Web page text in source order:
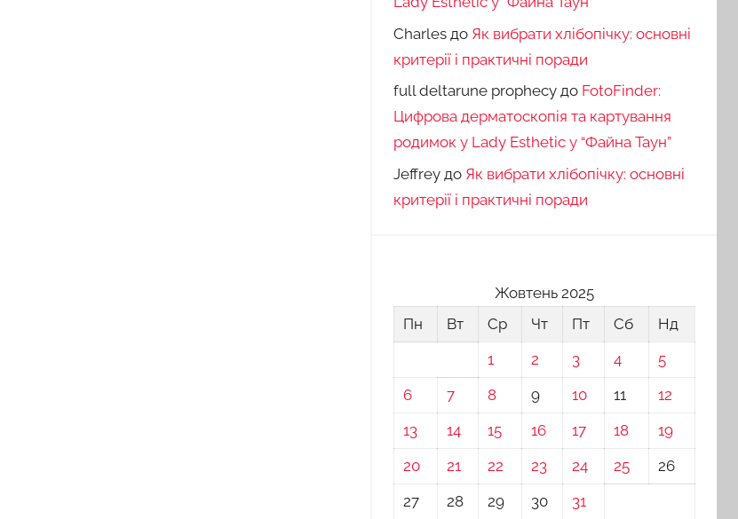
Charlesдо Як вибрати хлібопічку: основні
критерії і практичні поради
full deltarune prophecyдо FotoFinder:
Цифрова дерматоскопія та картування
родимок у Lady Esthetic у “Файна Таун”
Jeffreyдо Як вибрати хлібопічку: основні
критерії і практичні поради
Жовтень 2025
Пн
Вт Ср Чт Пт Сб
Нд
1
2 3 4
5
6
7 8 9 10 11
12
13
14 15 16 17 18
19
20
21 22 23 24 25
26
27
28 29 30 31